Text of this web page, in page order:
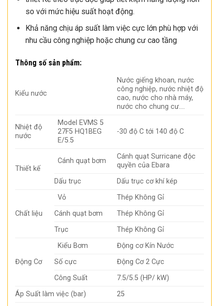
so với mức hiệu suất hoạt động.
Khả năng chịu áp suất làm việc cực lớn phù hợp với
nhu cầu công nghiệp hoặc chung cư cao tầng
Thông số sản phẩm:
Kiểu nước
Nước giếng khoan, nước
công nghiệp, nước nhiệt độ
cao, nước cho nhà máy,
nước cho chung cư….
Nhiệt độ
nước
Model EVMS 5
27F5 HQ1BEG
E/5.5
-30 độ C tới 140 độ C
Thiết kế
Cánh quạt bơm
Cánh quạt Surricane độc
quyền của Ebara
Dấu trục
Dấu trục cơ khí kép
Chất liệu
Vỏ
Thép Không Gỉ
Cánh quạt bơm
Thép Không Gỉ
Trục
Thép Không Gỉ
Động Cơ
Kiểu Bơm
Động cơ Kín Nước
Số cực
Động Cơ 2 Cực
Công Suất
7.5/5.5 (HP/ kW)
Áp Suất làm việc (bar)
25